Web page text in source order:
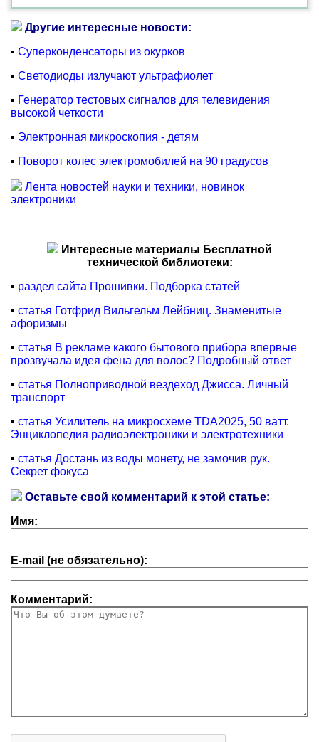
Другие интересные новости:
▪ Суперконденсаторы из окурков
▪ Светодиоды излучают ультрафиолет
▪ Генератор тестовых сигналов для телевидения
высокой четкости
▪ Электронная микроскопия - детям
▪ Поворот колес электромобилей на 90 градусов
Лента новостей науки и техники, новинок
электроники
Интересные материалы Бесплатной
технической библиотеки:
▪ раздел сайта Прошивки. Подборка статей
▪ статья Готфрид Вильгельм Лейбниц. Знаменитые
афоризмы
▪ статья В рекламе какого бытового прибора впервые
прозвучала идея фена для волос? Подробный ответ
▪ статья Полноприводной вездеход Джисса. Личный
транспорт
▪ статья Усилитель на микросхеме TDA2025, 50 ватт.
Энциклопедия радиоэлектроники и электротехники
▪ статья Достань из воды монету, не замочив рук.
Секрет фокуса
Оставьте свой комментарий к этой статье:
Имя:
E-mail (не обязательно):
Комментарий: